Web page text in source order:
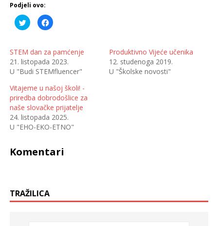
Podjeli ovo:
P
o
e
l
i
a
w
i
t
t
e
r
u
(
O
a
r
o
v
o
K
l
m
p
o
d
i
e
l
i
t
e
n
a
F
a
b
o
a
STEM dan za pamćenje
21. listopada 2023.
U "Budi STEMfluencer"
Produktivno Vijeće učenika
12. studenoga 2019.
U "Školske novosti"
Vitajeme u našoj školi! -
priredba dobrodošlice za
naše slovačke prijatelje
24. listopada 2025.
U "EHO-EKO-ETNO"
Komentari
TRAŽILICA